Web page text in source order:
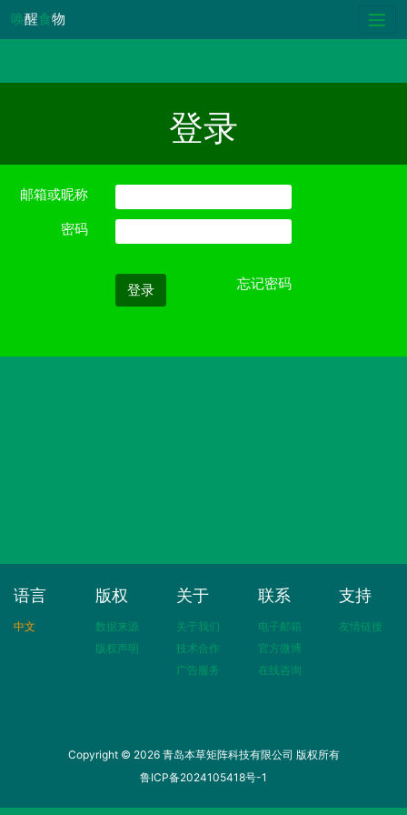
唤醒食物
登录
邮箱或昵称
密码
登录 忘记密码
语言
中文
版权
数据来源
版权声明
关于
关于我们
技术合作
广告服务
联系
电子邮箱
官方微博
在线咨询
支持
友情链接
Copyright © 2026 青岛本草矩阵科技有限公司 版权所有
鲁ICP备2024105418号-1